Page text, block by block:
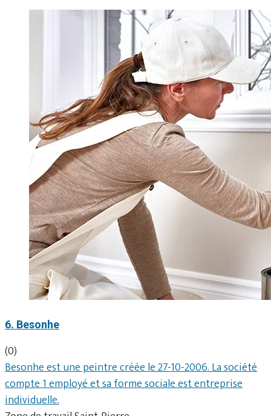
6. Besonhe
(0)
Besonhe est une peintre créée le 27-10-2006. La société
compte 1 employé et sa forme sociale est entreprise
individuelle.